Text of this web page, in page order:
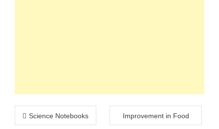
Post
Science Notebooks Improvement in Food